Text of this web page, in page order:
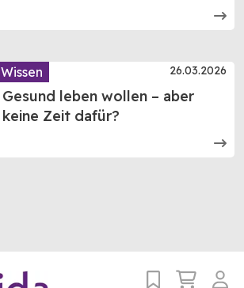
Wissen 26.03.2026
Gesund leben wollen – aber
keine Zeit dafür?